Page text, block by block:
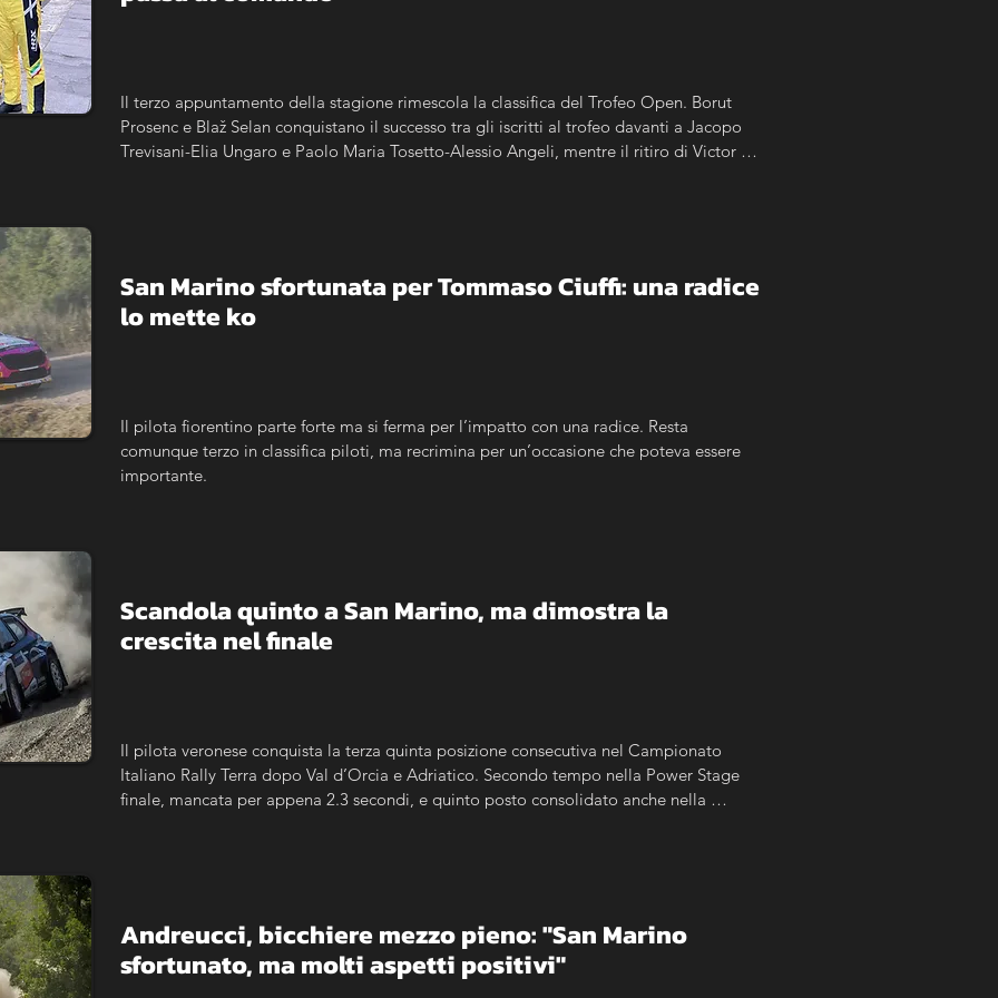
Il terzo appuntamento della stagione rimescola la classifica del Trofeo Open. Borut
Prosenc e Blaž Selan conquistano il successo tra gli iscritti al trofeo davanti a Jacopo
Trevisani-Elia Ungaro e Paolo Maria Tosetto-Alessio Angeli, mentre il ritiro di Victor
San Marino sfortunata per Tommaso Ciuffi: una radice
lo mette ko
Il pilota fiorentino parte forte ma si ferma per l’impatto con una radice. Resta
comunque terzo in classifica piloti, ma recrimina per un’occasione che poteva essere
importante.
Scandola quinto a San Marino, ma dimostra la
crescita nel finale
Il pilota veronese conquista la terza quinta posizione consecutiva nel Campionato
Italiano Rally Terra dopo Val d’Orcia e Adriatico. Secondo tempo nella Power Stage
finale, mancata per appena 2.3 secondi, e quinto posto consolidato anche nella
Andreucci, bicchiere mezzo pieno: "San Marino
sfortunato, ma molti aspetti positivi"